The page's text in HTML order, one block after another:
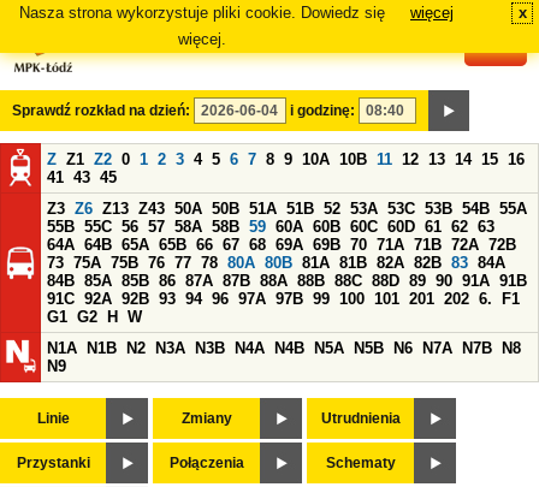
Nasza strona wykorzystuje pliki cookie. Dowiedz się
więcej.
więcej x
Sprawdź rozkład na dzień: i godzinę:
Z Z1 Z2 0 1 2 3 4 5 6 7 8 9 10A 10B 11 12 13 14 15 16
41 43 45
Z3 Z6 Z13 Z43 50A 50B 51A 51B 52 53A 53C 53B 54B 55A
55B 55C 56 57 58A 58B 59 60A 60B 60C 60D 61 62 63
64A 64B 65A 65B 66 67 68 69A 69B 70 71A 71B 72A 72B
73 75A 75B 76 77 78 80A 80B 81A 81B 82A 82B 83 84A
84B 85A 85B 86 87A 87B 88A 88B 88C 88D 89 90 91A 91B
91C 92A 92B 93 94 96 97A 97B 99 100 101 201 202 6.
F1
G1 G2 H
W
N1A
N1B N2 N3A N3B N4A N4B N5A N5B N6 N7A N7B
N8
N9
Linie Zmiany Utrudnienia
Przystanki Połączenia Schematy